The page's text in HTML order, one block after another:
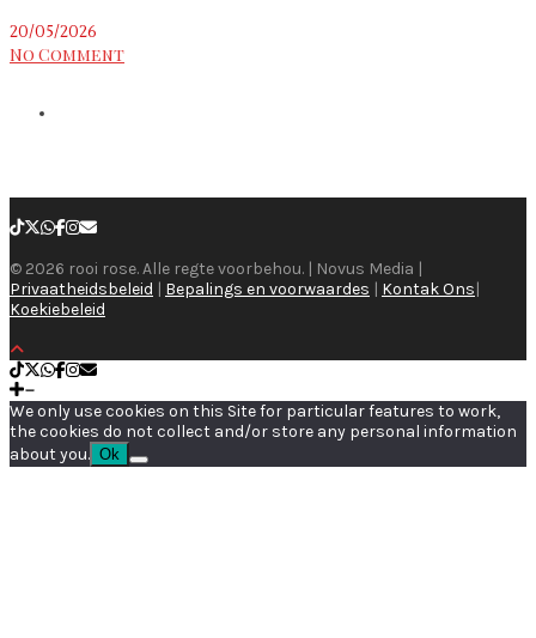
20/05/2026
No Comment
© 2026 rooi rose. Alle regte voorbehou. | Novus Media |
Privaatheidsbeleid | Bepalings en voorwaardes | Kontak Ons|
Koekiebeleid
We only use cookies on this Site for particular features to work,
the cookies do not collect and/or store any personal information
about you. Ok